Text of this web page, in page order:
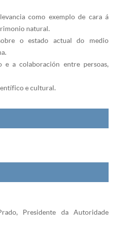
como exemplo de cara á
natural.
o estado actual do medio
e a colaboración entre persoas,
e cultural.
Presidente da Autoridade